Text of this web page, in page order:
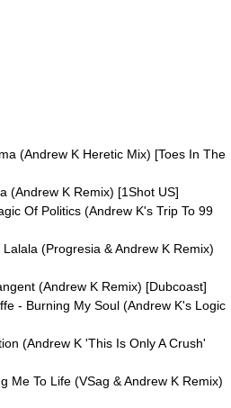
(Andrew K Heretic Mix) [Toes In The
(Andrew K Remix) [1Shot US]
Of Politics (Andrew K's Trip To 99
(Progresia & Andrew K Remix)
(Andrew K Remix) [Dubcoast]
- Burning My Soul (Andrew K's Logic
(Andrew K 'This Is Only A Crush'
Me To Life (VSag & Andrew K Remix)